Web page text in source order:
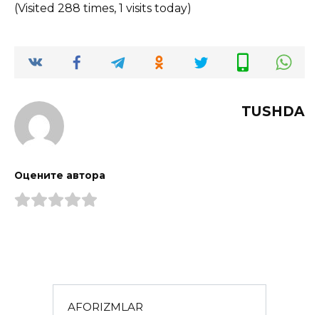
(Visited 288 times, 1 visits today)
TUSHDA
Оцените автора
AFORIZMLAR